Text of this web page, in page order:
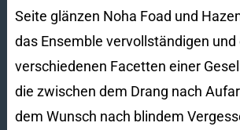
Seite glänzen Noha Foad und
das Ensemble vervollständigen und
verschiedenen Facetten einer
die zwischen dem Drang nach
dem Wunsch nach blindem